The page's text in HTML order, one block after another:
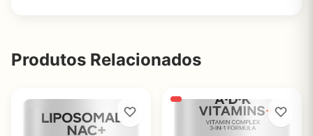
Produtos Relacionados